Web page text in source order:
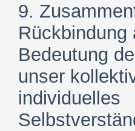
9.
Rückbindung
Bedeutung
unser
individuelles